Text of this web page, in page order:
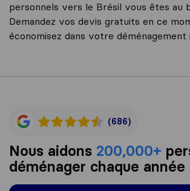
personnels vers le Brésil vous êtes au
Demandez vos devis gratuits en ce
économisez dans votre déménagement
(686)
Nous aidons 200,000+
déménager chaque année